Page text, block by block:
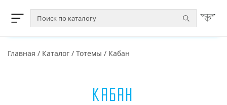
Главная / Каталог / Тотемы / Кабан
Кабан